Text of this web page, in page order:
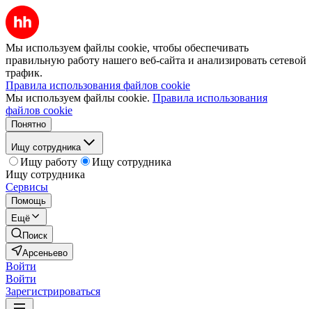
Мы используем файлы cookie, чтобы обеспечивать
правильную работу нашего веб-сайта и анализировать сетевой
трафик.
Правила использования файлов cookie
Мы используем файлы cookie. Правила использования
файлов cookie
Понятно
Ищу сотрудника
Ищу работу
Ищу сотрудника
Ищу сотрудника
Сервисы
Помощь
Ещё
Поиск
Арсеньево
Войти
Войти
Зарегистрироваться